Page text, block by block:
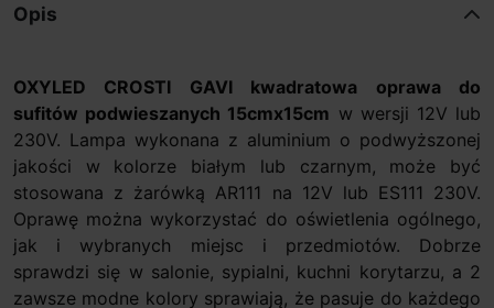
Opis
OXYLED CROSTI GAVI kwadratowa oprawa do
sufitów podwieszanych 15cmx15cm w wersji 12V lub
230V. Lampa wykonana z aluminium o podwyższonej
jakości w kolorze białym lub czarnym, może być
stosowana z żarówką AR111 na 12V lub ES111 230V.
Oprawę można wykorzystać do oświetlenia ogólnego,
jak i wybranych miejsc i przedmiotów. Dobrze
sprawdzi się w salonie, sypialni, kuchni korytarzu, a 2
zawsze modne kolory sprawiają, że pasuje do każdego